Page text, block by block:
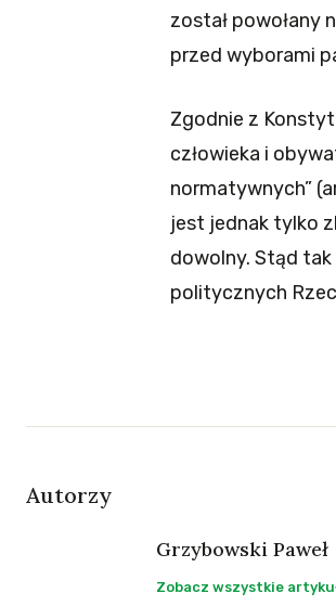
został powołany
przed wyborami
Zgodnie z
człowieka i
normatywnych”
jest jednak tylko
dowolny. Stąd tak
politycznych
Autorzy
Grzybowski Paweł
Zobacz wszystkie